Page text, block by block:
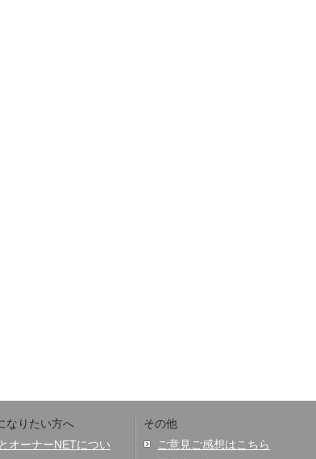
なりたい方へ
オーナーNETについ
その他
ご意見ご感想はこちら